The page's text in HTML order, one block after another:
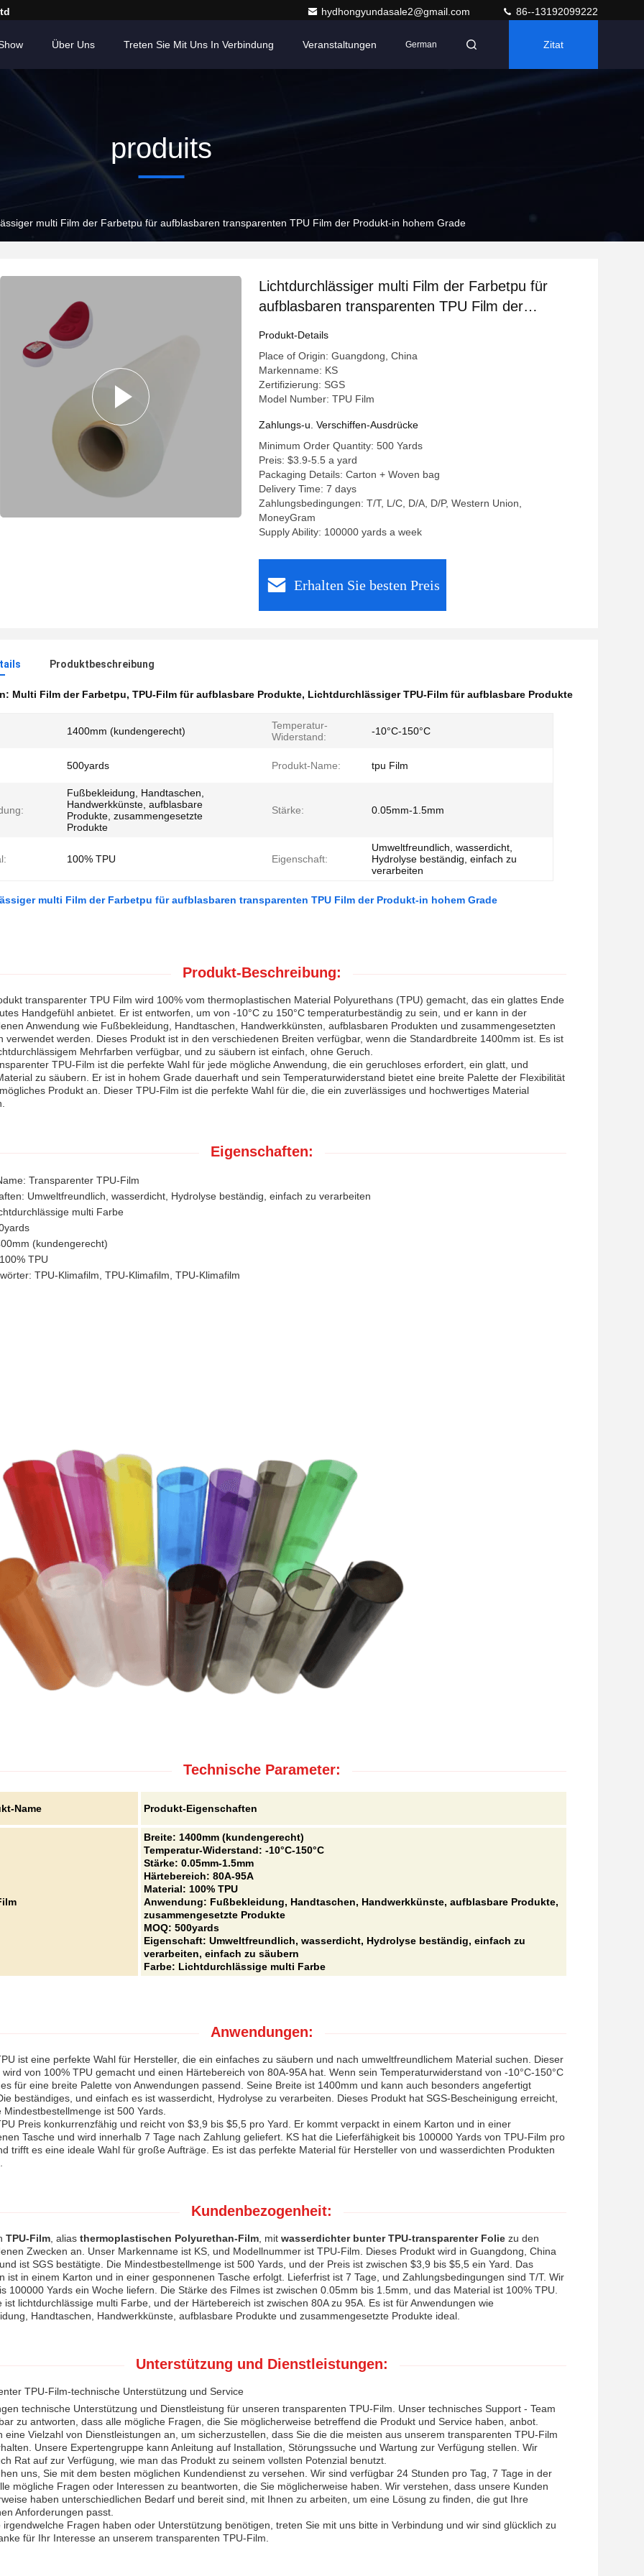
hydhongyundasale2@gmail.com 86--13192099222
Über Uns Treten Sie Mit Uns In Verbindung Veranstaltungen German Zitat
produits
multi Film der Farbetpu für aufblasbaren transparenten TPU Film der Produkt-in hohem Grade
Lichtdurchlässiger multi Film der Farbetpu für
aufblasbaren transparenten TPU Film der
Produkt-Details
Place of Origin: Guangdong, China
Markenname: KS
Zertifizierung: SGS
Model Number: TPU Film
Zahlungs-u. Verschiffen-Ausdrücke
Minimum Order Quantity: 500 Yards
Preis: $3.9-5.5 a yard
Packaging Details: Carton + Woven bag
Delivery Time: 7 days
Zahlungsbedingungen: T/T, L/C, D/A, D/P, Western Union,
MoneyGram
Supply Ability: 100000 yards a week
Erhalten Sie besten Preis
Produktbeschreibung
Multi Film der Farbetpu, TPU-Film für aufblasbare Produkte, Lichtdurchlässiger TPU-Film für aufblasbare Produkte
1400mm (kundengerecht)
Temperatur-
Widerstand:
-10°C-150°C
500yards Produkt-Name: tpu Film
Fußbekleidung, Handtaschen,
Handwerkkünste, aufblasbare
Produkte, zusammengesetzte
Produkte
Stärke: 0.05mm-1.5mm
100% TPU Eigenschaft:
Umweltfreundlich, wasserdicht,
Hydrolyse beständig, einfach zu
verarbeiten
multi Film der Farbetpu für aufblasbaren transparenten TPU Film der Produkt-in hohem Grade
Produkt-Beschreibung:
transparenter TPU Film wird 100% vom thermoplastischen Material Polyurethans (TPU) gemacht, das ein glattes Ende
Handgefühl anbietet. Er ist entworfen, um von -10°C zu 150°C temperaturbeständig zu sein, und er kann in der
Anwendung wie Fußbekleidung, Handtaschen, Handwerkkünsten, aufblasbaren Produkten und zusammengesetzten
verwendet werden. Dieses Produkt ist in den verschiedenen Breiten verfügbar, wenn die Standardbreite 1400mm ist. Es ist
Mehrfarben verfügbar, und zu säubern ist einfach, ohne Geruch.
TPU-Film ist die perfekte Wahl für jede mögliche Anwendung, die ein geruchloses erfordert, ein glatt, und
zu säubern. Er ist in hohem Grade dauerhaft und sein Temperaturwiderstand bietet eine breite Palette der Flexibilität
Produkt an. Dieser TPU-Film ist die perfekte Wahl für die, die ein zuverlässiges und hochwertiges Material
Eigenschaften:
Transparenter TPU-Film
Umweltfreundlich, wasserdicht, Hydrolyse beständig, einfach zu verarbeiten
multi Farbe
(kundengerecht)
TPU
TPU-Klimafilm, TPU-Klimafilm, TPU-Klimafilm
Technische Parameter:
Name Produkt-Eigenschaften
Breite: 1400mm (kundengerecht)
Temperatur-Widerstand: -10°C-150°C
Stärke: 0.05mm-1.5mm
Härtebereich: 80A-95A
Material: 100% TPU
Anwendung: Fußbekleidung, Handtaschen, Handwerkkünste, aufblasbare Produkte,
zusammengesetzte Produkte
MOQ: 500yards
Eigenschaft: Umweltfreundlich, wasserdicht, Hydrolyse beständig, einfach zu
verarbeiten, einfach zu säubern
Farbe: Lichtdurchlässige multi Farbe
Anwendungen:
ist eine perfekte Wahl für Hersteller, die ein einfaches zu säubern und nach umweltfreundlichem Material suchen. Dieser
von 100% TPU gemacht und einen Härtebereich von 80A-95A hat. Wenn sein Temperaturwiderstand von -10°C-150°C
für eine breite Palette von Anwendungen passend. Seine Breite ist 1400mm und kann auch besonders angefertigt
beständiges, und einfach es ist wasserdicht, Hydrolyse zu verarbeiten. Dieses Produkt hat SGS-Bescheinigung erreicht,
Mindestbestellmenge ist 500 Yards.
Preis konkurrenzfähig und reicht von $3,9 bis $5,5 pro Yard. Er kommt verpackt in einem Karton und in einer
Tasche und wird innerhalb 7 Tage nach Zahlung geliefert. KS hat die Lieferfähigkeit bis 100000 Yards von TPU-Film pro
trifft es eine ideale Wahl für große Aufträge. Es ist das perfekte Material für Hersteller von und wasserdichten Produkten
Kundenbezogenheit:
TPU-Film , alias thermoplastischen Polyurethan-Film , mit wasserdichter bunter TPU-transparenter Folie zu den
Zwecken an. Unser Markenname ist KS, und Modellnummer ist TPU-Film. Dieses Produkt wird in Guangdong, China
ist SGS bestätigte. Die Mindestbestellmenge ist 500 Yards, und der Preis ist zwischen $3,9 bis $5,5 ein Yard. Das
ist in einem Karton und in einer gesponnenen Tasche erfolgt. Lieferfrist ist 7 Tage, und Zahlungsbedingungen sind T/T. Wir
100000 Yards ein Woche liefern. Die Stärke des Filmes ist zwischen 0.05mm bis 1.5mm, und das Material ist 100% TPU.
ist lichtdurchlässige multi Farbe, und der Härtebereich ist zwischen 80A zu 95A. Es ist für Anwendungen wie
Handtaschen, Handwerkkünste, aufblasbare Produkte und zusammengesetzte Produkte ideal.
Unterstützung und Dienstleistungen:
TPU-Film-technische Unterstützung und Service
technische Unterstützung und Dienstleistung für unseren transparenten TPU-Film. Unser technisches Support - Team
zu antworten, dass alle mögliche Fragen, die Sie möglicherweise betreffend die Produkt und Service haben, anbot.
eine Vielzahl von Dienstleistungen an, um sicherzustellen, dass Sie die die meisten aus unserem transparenten TPU-Film
Unsere Expertengruppe kann Anleitung auf Installation, Störungssuche und Wartung zur Verfügung stellen. Wir
Rat auf zur Verfügung, wie man das Produkt zu seinem vollsten Potenzial benutzt.
uns, Sie mit dem besten möglichen Kundendienst zu versehen. Wir sind verfügbar 24 Stunden pro Tag, 7 Tage in der
mögliche Fragen oder Interessen zu beantworten, die Sie möglicherweise haben. Wir verstehen, dass unsere Kunden
haben unterschiedlichen Bedarf und bereit sind, mit Ihnen zu arbeiten, um eine Lösung zu finden, die gut Ihre
Anforderungen passt.
irgendwelche Fragen haben oder Unterstützung benötigen, treten Sie mit uns bitte in Verbindung und wir sind glücklich zu
für Ihr Interesse an unserem transparenten TPU-Film.